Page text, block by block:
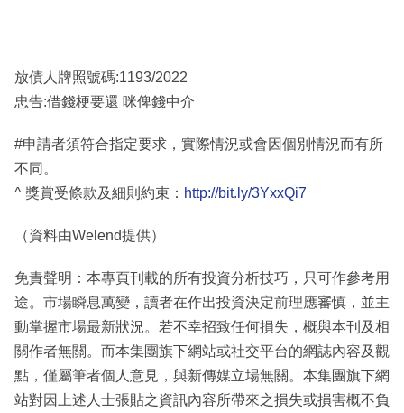
放債人牌照號碼:1193/2022
忠告:借錢梗要還 咪俾錢中介
#申請者須符合指定要求，實際情況或會因個別情況而有所
不同。
^ 獎賞受條款及細則約束： http://bit.ly/3YxxQi7
（資料由Welend提供）
免責聲明：本專頁刊載的所有投資分析技巧，只可作參考用
途。市場瞬息萬變，讀者在作出投資決定前理應審慎，並主
動掌握市場最新狀況。若不幸招致任何損失，概與本刊及相
關作者無關。而本集團旗下網站或社交平台的網誌內容及觀
點，僅屬筆者個人意見，與新傳媒立場無關。本集團旗下網
站對因上述人士張貼之資訊內容所帶來之損失或損害概不負